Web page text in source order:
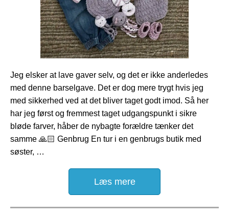
Jeg elsker at lave gaver selv, og det er ikke anderledes
med denne barselgave. Det er dog mere trygt hvis jeg
med sikkerhed ved at det bliver taget godt imod. Så her
har jeg først og fremmest taget udgangspunkt i sikre
bløde farver, håber de nybagte forældre tænker det
samme 🙏🏻 Genbrug En tur i en genbrugs butik med
søster, …
Læs mere